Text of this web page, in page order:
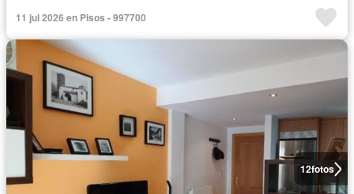
11 jul 2026 en Pisos - 997700
12fotos